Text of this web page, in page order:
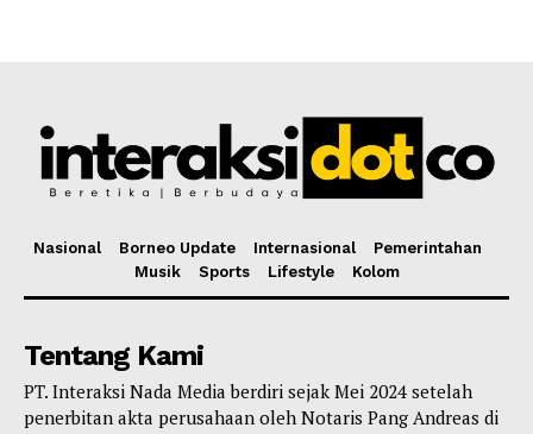
Nasional Borneo Update Internasional
Pemerintahan
Musik
Sports Lifestyle Kolom
Tentang Kami
PT. Interaksi Nada Media berdiri sejak Mei 2024 setelah
penerbitan akta perusahaan oleh Notaris Pang Andreas di